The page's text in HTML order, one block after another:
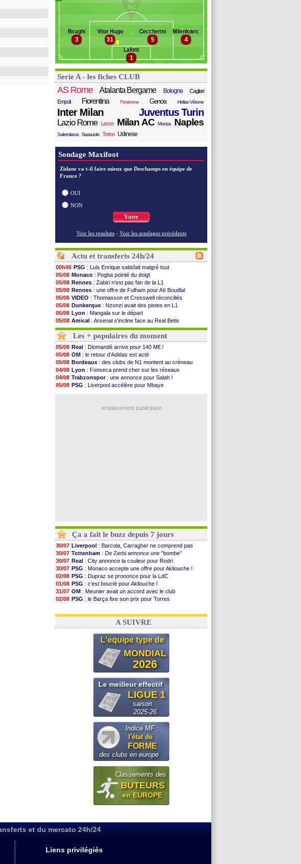
Da Costa
Eysseric
Hancko
Laurini
Mirallas
Sottil
Théréau
Vlahovic
1
Lafont
4
Milenkovic
5
Ceccherini
31
Vitor Hugo
3
Biraghi
Serie A - les fiches CLUB
AS Rome Atalanta Bergame Bologne
Cagliari
Empoli
Fiorentina Frosinone Genoa Hellas Vérone
Inter Milan Juventus Turin
Lazio Rome Lecce Milan AC Monza Naples
Salernitana Sassuolo Torino Udinese
Sondage Maxifoot
Zidane va t-il faire mieux que Deschamps en équipe de
France ?
OUI
NON
Voter
Voir les resultats - Voir les sondages précédents
Actu et transferts 24h/24
00h06 PSG : Luis Enrique satisfait malgré tout
05/08 Monaco : Pogba pointé du doigt
05/08 Rennes : Zabiri n'est pas fan de la L1
05/08 Rennes : une offre de Fulham pour Aït Boudlal
05/08 VIDEO : Thomasson et Cresswell réconciliés
05/08 Dunkerque : Nzonzi avait des pistes en L1
05/08 Lyon : Mangala sur le départ
05/08 Amical : Arsenal s'incline face au Real Betis
05/08 Amical: lourde défaite pour le PSG
05/08
Man City: Maresca flou pour Reijnders
05/08 LdC: Fenerbahçe prend une belle option
05/08 Al-Diriyah: Mbemba arrive libre (officiel)
05/08 Atletico: le plan d'Alvarez à son retour
05/08 Amical: premier succès pour Brest
05/08 VIDEO: le joli but de Greenwood avec le Fener !
05/08 CdM 2030: une promesse d'Infantino au Maroc ...
05/08 PSG : la compo pour le premier match amical
: l'OM domine Al-Shahaniya
Les + populaires du moment
05/08 Real : Diomandé arrive pour 140 M€ !
05/08 OM : le retour d'Adidas est acté
05/08 Bordeaux : des clubs de N1 montent au créneau
04/08 Lyon : Fonseca prend cher sur les réseaux
04/08 Trabzonspor : une annonce pour Salah !
05/08 PSG : Liverpool accélère pour Mbaye
emplacement publicitaire
Ça a fait le buzz depuis 7 jours
30/07 Liverpool : Barcola, Carragher ne comprend pas
30/07 Tottenham : De Zerbi annonce une "bombe"
30/07 Real : City annonce la couleur pour Rodri
30/07 PSG : Monaco accepte une offre pour Akliouche !
02/08 PSG : Dupraz se prononce pour la LdC
01/08 PSG : c'est bouclé pour Akliouche !
31/07 OM : Meunier avait un accord avec le club
02/08 PSG : le Barça fixe son prix pour Torres
01/08 Barça: Torres souhaite rejoindre le PSG !
A SUIVRE
L'equipe type de
MONDIAL
2026
Le meilleur effectif
LIGUE 1
saison
2025-26
Indice MF :
l'état de
FORME
des clubs en europe
Classements des
BUTEURS
en EUROPE
et du mercato 24h/24
Liens privilégiés